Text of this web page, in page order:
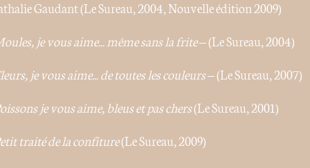
Gaudant (Le Sureau, 2004, Nouvelle édition 2009)
je vous aime... même sans la frite– (Le Sureau, 2004)
je vous aime... de toutes les couleurs– (Le Sureau, 2007)
je vous aime, bleus et pas chers(Le Sureau, 2001)
traité de la confiture(Le Sureau, 2009)